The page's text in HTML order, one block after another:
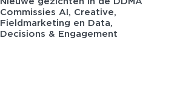
Commissies AI, Creative,
Fieldmarketing en Data,
Decisions & Engagement